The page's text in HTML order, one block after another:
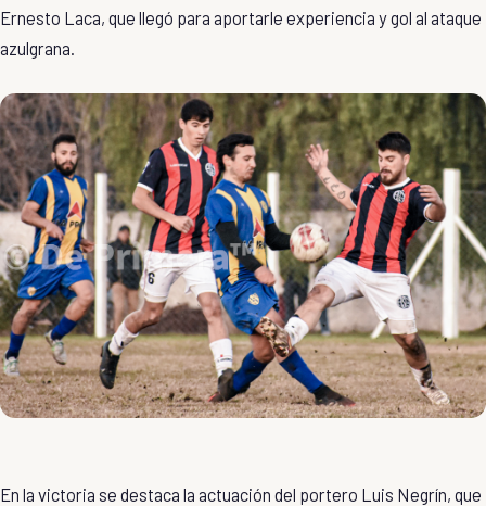
Ernesto Laca, que llegó para aportarle experiencia y gol al ataque
azulgrana.
En la victoria se destaca la actuación del portero Luis Negrín, que